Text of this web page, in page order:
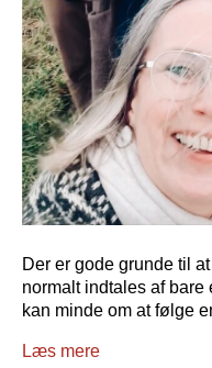
Der er gode grunde til
normalt indtales af bare
kan minde om at følge
Læs mere